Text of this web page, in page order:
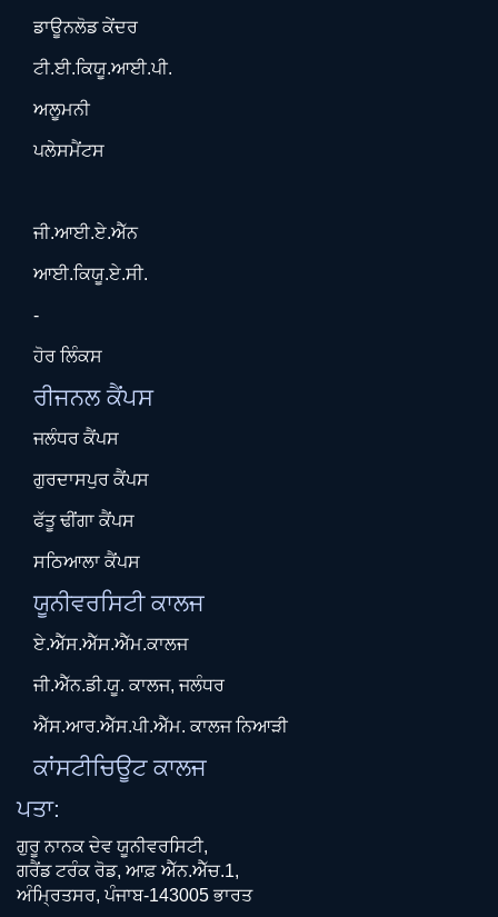
ਡਾਊਨਲੋਡ ਕੇਂਦਰ
ਟੀ.ਈ.ਕਿਯੂ.ਆਈ.ਪੀ.
ਅਲੂਮਨੀ
ਪਲੇਸਮੈਂਟਸ
ਜੀ.ਆਈ.ਏ.ਐੱਨ
ਆਈ.ਕਿਯੂ.ਏ.ਸੀ.
-
ਹੋਰ ਲਿੰਕਸ
ਰੀਜਨਲ ਕੈਂਪਸ
ਜਲੰਧਰ ਕੈਂਪਸ
ਗੁਰਦਾਸਪੁਰ ਕੈਂਪਸ
ਫੱਤੂ ਢੀਂਗਾ ਕੈਂਪਸ
ਸਠਿਆਲਾ ਕੈਂਪਸ
ਯੂਨੀਵਰਸਿਟੀ ਕਾਲਜ
ਏ.ਐੱਸ.ਐੱਸ.ਐੱਮ.ਕਾਲਜ
ਜੀ.ਐੱਨ.ਡੀ.ਯੂ. ਕਾਲਜ, ਜਲੰਧਰ
ਐੱਸ.ਆਰ.ਐੱਸ.ਪੀ.ਐੱਮ. ਕਾਲਜ ਨਿਆੜੀ
ਕਾਂਸਟੀਚਿਊਟ ਕਾਲਜ
ਪਤਾ:
ਗੁਰੂ ਨਾਨਕ ਦੇਵ ਯੂਨੀਵਰਸਿਟੀ,
ਗਰੈਂਡ ਟਰੰਕ ਰੋਡ, ਆਫ਼ ਐੱਨ.ਐੱਚ.1,
ਅੰਮ੍ਰਿਤਸਰ, ਪੰਜਾਬ-143005 ਭਾਰਤ